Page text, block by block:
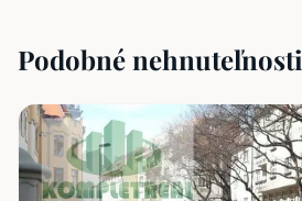
Podobné nehnuteľnosti